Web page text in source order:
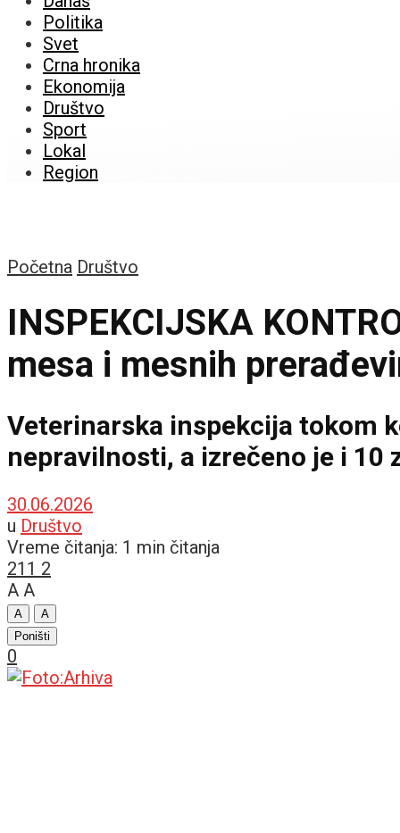
Politika
Svet
Crna hronika
Ekonomija
Društvo
Sport
Lokal
Region
Početna Društvo
INSPEKCIJSKA
mesa i mesnih
Veterinarska inspekcija tokom
nepravilnosti, a izrečeno je i 10
30.06.2026
u Društvo
Vreme čitanja: 1 min čitanja
211 2
A A
A
A
Poništi
0